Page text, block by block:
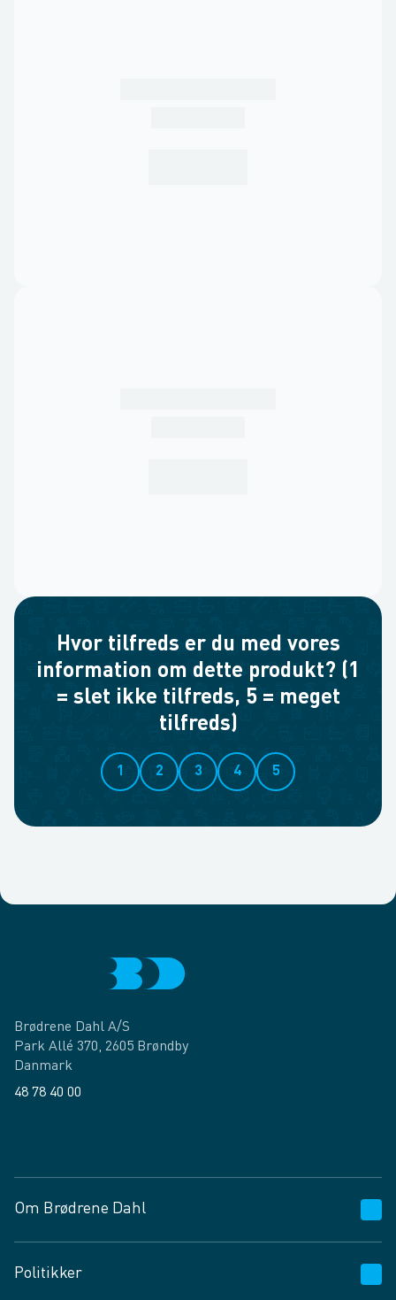
Hvor tilfreds er du med vores
information om dette produkt? (1
= slet ikke tilfreds, 5 = meget
tilfreds)
1 2 3 4 5
Brødrene Dahl A/S
Park Allé 370, 2605 Brøndby
Danmark
48 78 40 00
Om Brødrene Dahl
Vagttelefon 30 10 89 89
Politikker